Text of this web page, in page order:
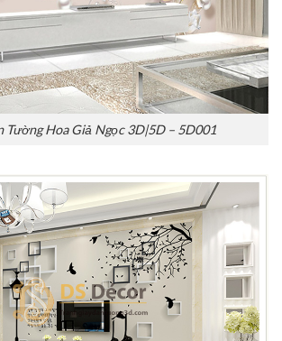
Tường Hoa Giả Ngọc 3D|5D – 5D001